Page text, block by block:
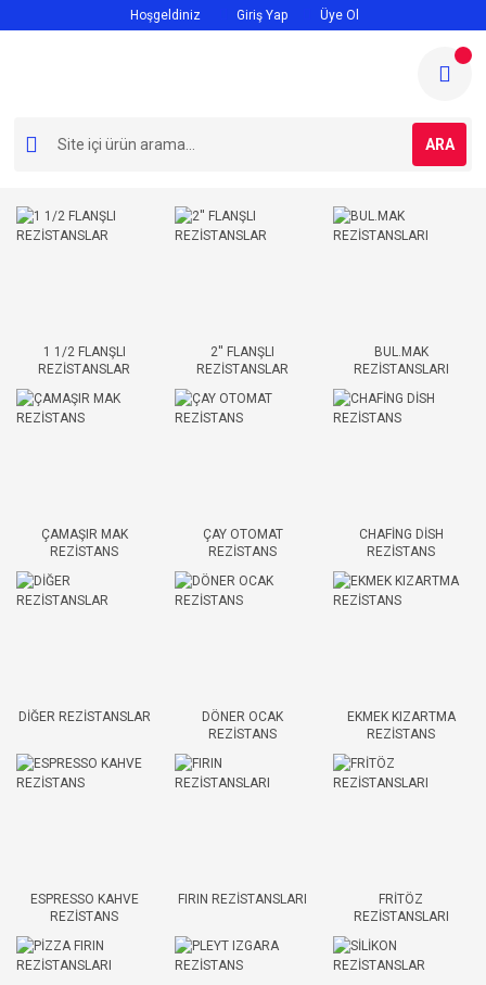
Hoşgeldiniz Giriş Yap Üye Ol
ARA
1 1/2 FLANŞLI
REZİSTANSLAR
2'' FLANŞLI
REZİSTANSLAR
BUL.MAK
REZİSTANSLARI
ÇAMAŞIR MAK
REZİSTANS
ÇAY OTOMAT
REZİSTANS
CHAFİNG DİSH
REZİSTANS
DİĞER REZİSTANSLAR
DÖNER OCAK
REZİSTANS
EKMEK KIZARTMA
REZİSTANS
ESPRESSO KAHVE
REZİSTANS
FIRIN REZİSTANSLARI
FRİTÖZ
REZİSTANSLARI